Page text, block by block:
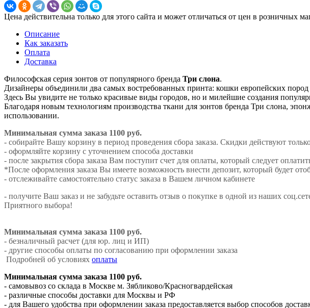
Цена действительна только для этого сайта и может отличаться от цен в розничных
Описание
Как заказать
Оплата
Доставка
Философская серия зонтов от популярного бренда Три слона.
Дизайнеры объединили два самых востребованных принта: кошки европейских
Здесь Вы увидите не только красивые виды городов, но и милейшие создания
Благодаря новым технологиям производства ткани для зонтов бренда Три слона,
использовании.
Минимальная сумма заказа 1100 руб.
- собирайте Вашу корзину в период проведения сбора заказа. Скидки действуют
- оформляйте корзину с уточнением способа доставки
- после закрытия сбора заказа Вам поступит счет для оплаты, который следует
*После оформления заказа Вы имеете возможность внести депозит, который будет
- отслеживайте самостоятельно статус заказа в Вашем личном кабинете
- получите Ваш заказ и не забудьте оставить отзыв о покупке в одной из наших
Приятного выбора!
Минимальная сумма заказа 1100 руб.
- безналичный расчет (для юр. лиц и ИП)
- другие способы оплаты по согласованию при оформлении заказа
Подробней об условиях оплаты
Минимальная сумма заказа 1100 руб.
- самовывоз со склада в Москве м. Зябликово/Красногвардейская
- различные способы доставки для Москвы и РФ
- для Вашего удобства при оформлении заказа предоставляется выбор способов